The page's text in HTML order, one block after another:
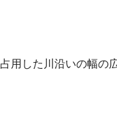
用した川沿いの幅の